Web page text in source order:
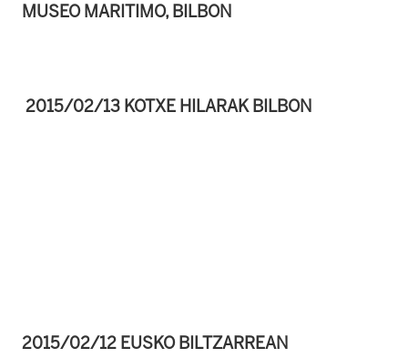
MUSEO MARITIMO, BILBON
2015/02/13 KOTXE HILARAK BILBON
2015/02/12 EUSKO BILTZARREAN